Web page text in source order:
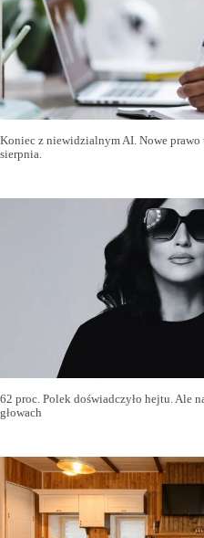
Koniec z niewidzialnym AI. Nowe
sierpnia.
62 proc. Polek doświadczyło hejtu. Ale
głowach